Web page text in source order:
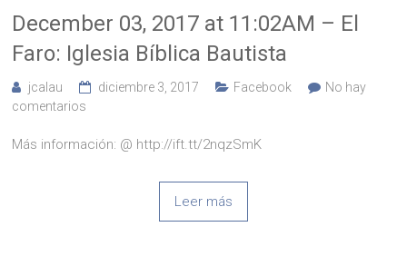
December 03, 2017 at 11:02AM – El
Faro: Iglesia Bíblica Bautista
jcalau diciembre 3, 2017 Facebook
No hay
comentarios
Más información: @ http://ift.tt/2nqzSmK
Leer más